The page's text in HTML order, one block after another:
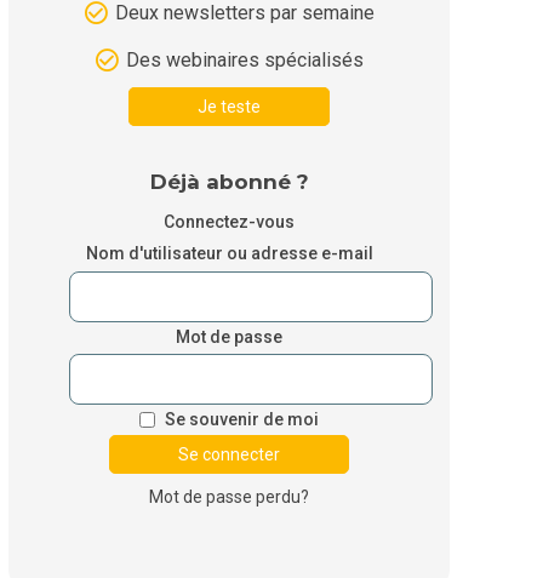
Deux newsletters par semaine
Des webinaires spécialisés
Je teste
Déjà abonné ?
Connectez-vous
Nom d'utilisateur ou adresse e-mail
Mot de passe
Se souvenir de moi
Mot de passe perdu?